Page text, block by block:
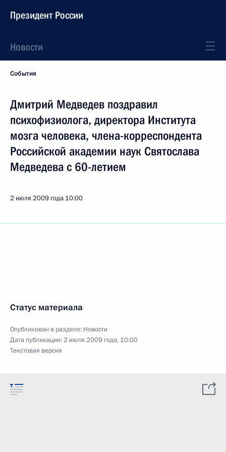
Президент России
Новости
События
Дмитрий Медведев поздравил
психофизиолога, директора Института
мозга человека, члена-корреспондента
Российской академии наук Святослава
Медведева с 60-летием
2 июля 2009 года 10:00
Статус материала
Опубликован в разделе: Новости
Дата публикации:2 июля 2009 года, 10:00
Текстовая версия